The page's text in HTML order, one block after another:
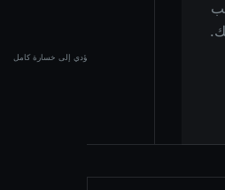
تحمل مستوى عالٍ من المخاطر وقد تؤدي إلى خسارة كامل